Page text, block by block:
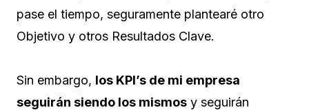
pase el tiempo, seguramente plantearé otro
Objetivo y otros Resultados Clave.
Sin embargo, los KPI’s de mi empresa
seguirán siendo los mismos y seguirán